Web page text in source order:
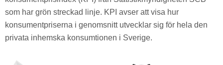
som har grön streckad linje. KPI avser att visa hur
konsumentpriserna i genomsnitt utvecklar sig för hela den
privata inhemska konsumtionen i Sverige.